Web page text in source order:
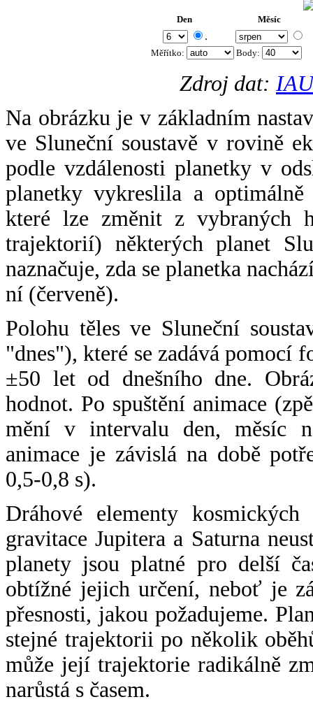
Den Měsíc
.
Měřítko: Body:
Zdroj dat:
Na obrázku je v základním
ve Sluneční soustavě v rovině
podle vzdálenosti planetky v
planetky vykreslila a
které lze změnit z vybraných
trajektorií) některých planet
naznačuje, zda se planetka
ní (červeně).
Polohu těles ve Sluneční
"dnes"), které se zadává pomocí
±50 let od dnešního dne.
hodnot. Po spuštění animace
mění v intervalu den, měsíc
animace je závislá na době
0,5-0,8 s).
Dráhové elementy
gravitace Jupitera a Saturna
planety jsou platné pro delší
obtížné jejich určení, neboť je
přesnosti, jakou požadujeme.
stejné trajektorii po několik
může její trajektorie radikálně
narůstá s časem.